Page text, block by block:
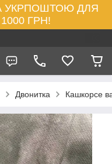
УКРПОШТОЮ ДЛЯ
ГРН!
Двонитка Кашкорсе